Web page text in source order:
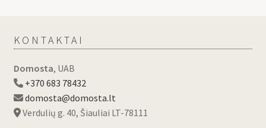
KONTAKTAI
Domosta, UAB
+370 683 78432
domosta@domosta.lt
Verdulių g. 40, Šiauliai LT-78111